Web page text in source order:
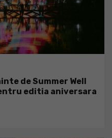
de Summer Well
editia aniversara